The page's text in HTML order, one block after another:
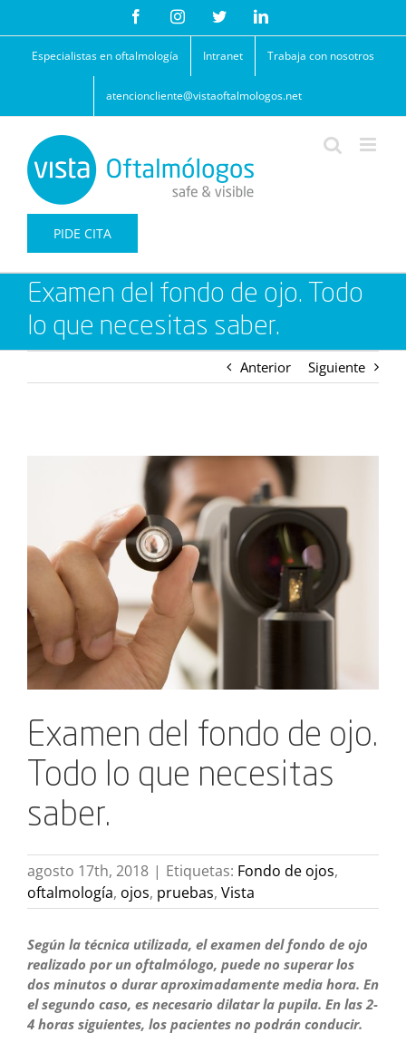
contenido
FacebookInstagramTwitterLinkedIn
Especialistas en oftalmología Intranet Trabaja con nosotros
atencioncliente@vistaoftalmologos.net
PIDE CITA
Examen del fondo de ojo. Todo
lo que necesitas saber.
Anterior Siguiente
Examen del fondo de ojo.
Todo lo que necesitas
saber.
agosto 17th, 2018 | Etiquetas: Fondo de ojos,
oftalmología, ojos, pruebas, Vista
Según la técnica utilizada, el examen del fondo de ojo
realizado por un oftalmólogo, puede no superar los
dos minutos o durar aproximadamente media hora. En
el segundo caso, es necesario dilatar la pupila. En las 2-
4 horas siguientes, los pacientes no podrán conducir.